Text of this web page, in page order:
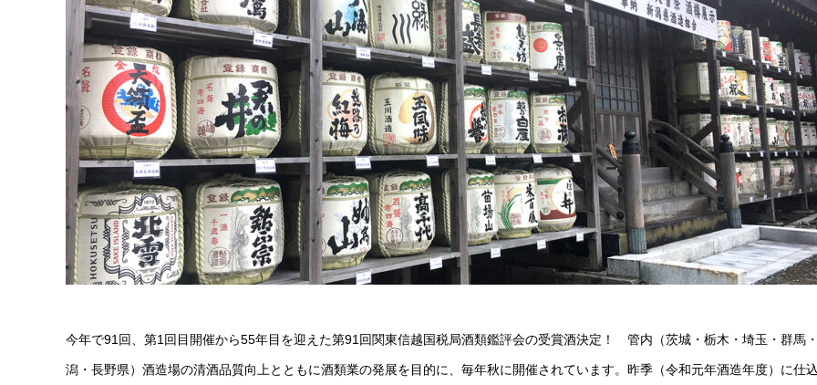
今年で91回、第1回目開催から55年目を迎えた第91回関東信越国税局酒類鑑評会の受賞酒決定！ 管内（茨城・栃木・埼玉・群馬
潟・長野県）酒造場の清酒品質向上とともに酒類業の発展を目的に、毎年秋に開催されています。昨季（令和元年酒造年度）に仕